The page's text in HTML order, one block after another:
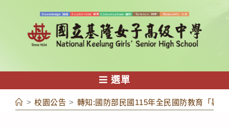
容
選單
> 校園公告 > 轉知:國防部民國115年全民國防教育「暑